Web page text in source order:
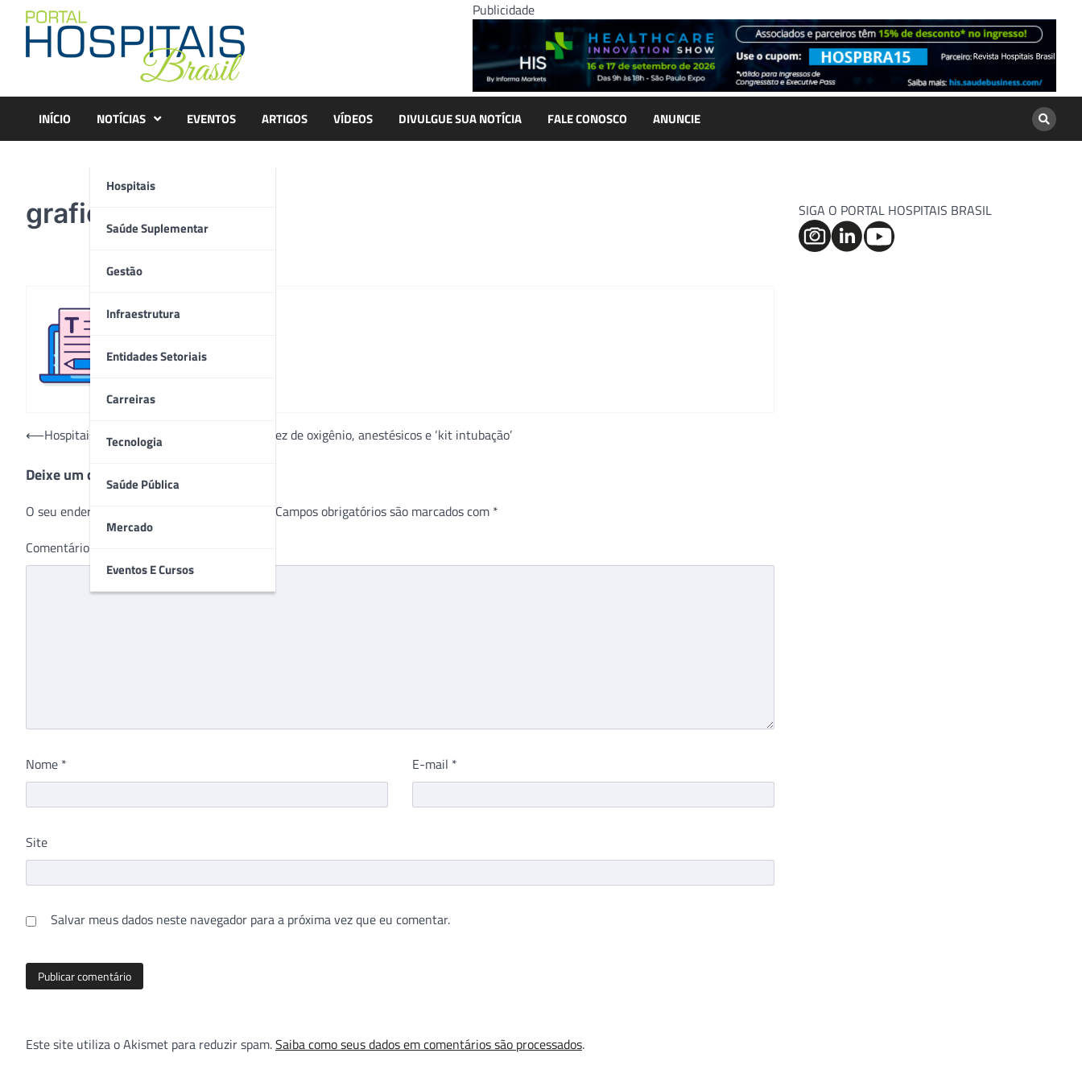
content
Publicidade
INÍCIO NOTÍCIAS
Hospitais
Saúde Suplementar
Gestão
Infraestrutura
Entidades Setoriais
Carreiras
Tecnologia
Saúde Pública
Mercado
Eventos E Cursos
EVENTOS ARTIGOS VÍDEOS DIVULGUE SUA NOTÍCIA FALE CONOSCO ANUNCIE
grafico2
Navegação
Post
⟵Hospitais privados estão com grave escassez de oxigênio, anestésicos e ‘kit intubação’
Deixe um comentário
O seu endereço de e-mail não será publicado. Campos obrigatórios são marcados com *
Comentário
Nome * E-mail *
Site
Salvar meus dados neste navegador para a próxima vez que eu comentar.
Este site utiliza o Akismet para reduzir spam.Saiba como seus dados em comentários são processados.
SIGA O PORTAL HOSPITAIS BRASIL